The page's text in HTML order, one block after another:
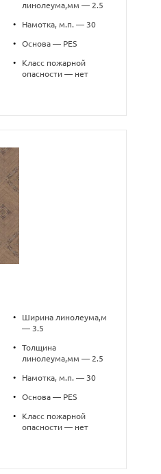
линолеума,мм — 2.5
• Намотка, м.п. — 30
• Основа — PES
•
Класс пожарной
опасности — нет
•
Ширина линолеума,м
— 3.5
•
Толщина
линолеума,мм — 2.5
• Намотка, м.п. — 30
• Основа — PES
•
Класс пожарной
опасности — нет